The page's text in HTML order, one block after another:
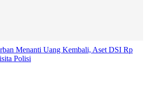
Menanti Uang Kembali, Aset DSI Rp
Polisi